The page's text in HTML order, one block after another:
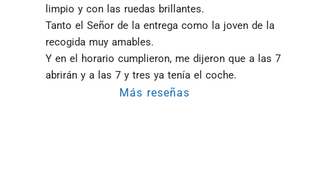
limpio y con las ruedas brillantes.
Tanto el Señor de la entrega como la joven de la
recogida muy amables.
Y en el horario cumplieron, me dijeron que a las 7
abrirán y a las 7 y tres ya tenía el coche.
Más reseñas